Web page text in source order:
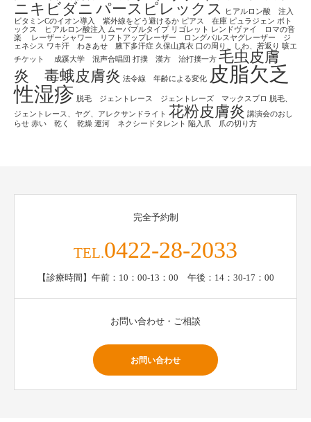
ニキビダニ パースピレックス
ヒアルロン酸 注入
ビタミンCのイオン導入 紫外線をどう避けるか ピアス 在庫 ピュラジェン ボト
ックス ヒアルロン酸注入
ムーバブルタイプ リゴレット レンドヴァイ ロマの音
楽
レーザーシャワー リフトアップレーザー ロングパルスヤグレーザー ジ
ェネシス ワキ汗 わきあせ 腋下多汗症 久保山真衣 口の周り、しわ、若返り 咳エ
チケット
成蹊大学 混声合唱団 打撲 漢方 治打撲一方 毛虫皮膚
炎 毒蛾皮膚炎 法令線 年齢による変化
皮脂欠乏
性湿疹 脱毛 ジェントレース ジェントレーズ マックスプロ
脱毛、
ジェントレース、ヤグ、アレクサンドライト 花粉皮膚炎 講演会のおし
らせ 赤い 乾く 乾燥 運河 ネクシードタレント 陥入爪 爪の切り方
完全予約制
TEL.0422-28-2033
【診療時間】午前：10：00-13：00 午後：14：30-17：00
お問い合わせ・ご相談
お問い合わせ